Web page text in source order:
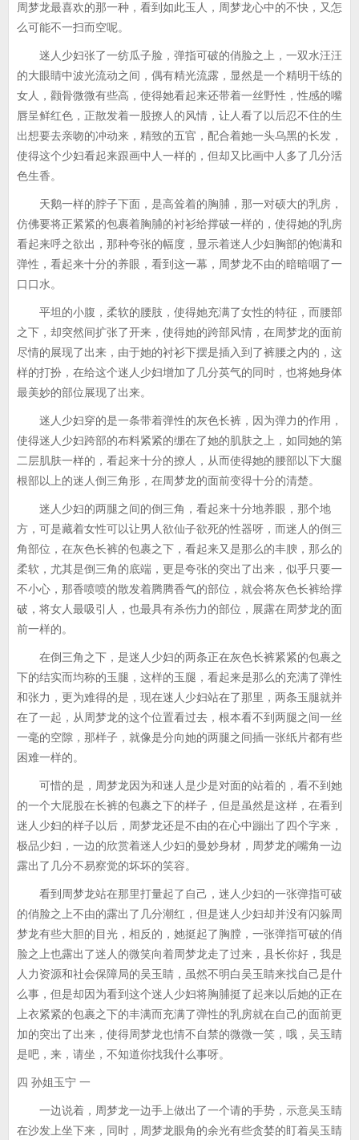
周梦龙最喜欢的那一种，看到如此玉人，周梦龙心中的不快，又怎
么可能不一扫而空呢。
迷人少妇张了一纺瓜子脸，弹指可破的俏脸之上，一双水汪汪
的大眼睛中波光流动之间，偶有精光流露，显然是一个精明干练的
女人，颧骨微微有些高，使得她看起来还带着一丝野性，性感的嘴
唇呈鲜红色，正散发着一股撩人的风情，让人看了以后忍不住的生
出想要去亲吻的冲动来，精致的五官，配合着她一头乌黑的长发，
使得这个少妇看起来跟画中人一样的，但却又比画中人多了几分活
色生香。
天鹅一样的脖子下面，是高耸着的胸脯，那一对硕大的乳房，
仿佛要将正紧紧的包裹着胸脯的衬衫给撑破一样的，使得她的乳房
看起来呼之欲出，那种夸张的幅度，显示着迷人少妇胸部的饱满和
弹性，看起来十分的养眼，看到这一幕，周梦龙不由的暗暗咽了一
口口水。
平坦的小腹，柔软的腰肢，使得她充满了女性的特征，而腰部
之下，却突然间扩张了开来，使得她的跨部风情，在周梦龙的面前
尽情的展现了出来，由于她的衬衫下摆是插入到了裤腰之内的，这
样的打扮，在给这个迷人少妇增加了几分英气的同时，也将她身体
最美妙的部位展现了出来。
迷人少妇穿的是一条带着弹性的灰色长裤，因为弹力的作用，
使得迷人少妇跨部的布料紧紧的绷在了她的肌肤之上，如同她的第
二层肌肤一样的，看起来十分的撩人，从而使得她的腰部以下大腿
根部以上的迷人倒三角形，在周梦龙的面前变得十分的清楚。
迷人少妇的两腿之间的倒三角，看起来十分地养眼，那个地
方，可是藏着女性可以让男人欲仙子欲死的性器呀，而迷人的倒三
角部位，在灰色长裤的包裹之下，看起来又是那么的丰腴，那么的
柔软，尤其是倒三角的底端，更是夸张的突出了出来，似乎只要一
不小心，那香喷喷的散发着腾腾香气的部位，就会将灰色长裤给撑
破，将女人最吸引人，也最具有杀伤力的部位，展露在周梦龙的面
前一样的。
在倒三角之下，是迷人少妇的两条正在灰色长裤紧紧的包裹之
下的结实而均称的玉腿，这样的玉腿，看起来是那么的充满了弹性
和张力，更为难得的是，现在迷人少妇站在了那里，两条玉腿就并
在了一起，从周梦龙的这个位置看过去，根本看不到两腿之间一丝
一毫的空隙，那样子，就像是分向她的两腿之间插一张纸片都有些
困难一样的。
可惜的是，周梦龙因为和迷人是少是对面的站着的，看不到她
的一个大屁股在长裤的包裹之下的样子，但是虽然是这样，在看到
迷人少妇的样子以后，周梦龙还是不由的在心中蹦出了四个字来，
极品少妇，一边的欣赏着迷人少妇的曼妙身材，周梦龙的嘴角一边
露出了几分不易察觉的坏坏的笑容。
看到周梦龙站在那里打量起了自己，迷人少妇的一张弹指可破
的俏脸之上不由的露出了几分潮红，但是迷人少妇却并没有闪躲周
梦龙有些大胆的目光，相反的，她挺起了胸膛，一张弹指可破的俏
脸之上也露出了迷人的微笑向着周梦龙走了过来，县长你好，我是
人力资源和社会保障局的吴玉睛，虽然不明白吴玉睛来找自己是什
么事，但是却因为看到这个迷人少妇将胸脯挺了起来以后她的正在
上衣紧紧的包裹之下的丰满而充满了弹性的乳房就在自己的面前更
加的突出了出来，使得周梦龙也情不自禁的微微一笑，哦，吴玉睛
是吧，来，请坐，不知道你找我什么事呀。
四 孙姐玉宁 一
一边说着，周梦龙一边手上做出了一个请的手势，示意吴玉睛
在沙发上坐下来，同时，周梦龙眼角的余光有些贪婪的盯着吴玉睛